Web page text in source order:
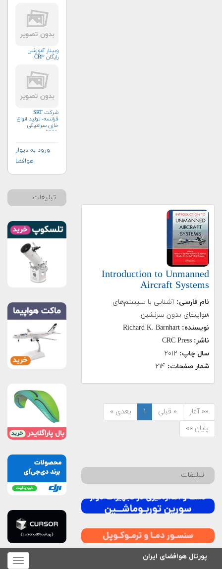
Introduction to Unmanned
Aircraft Systems
نام فارسی: آشنایی با سیستم‌های
هواپیمای بدون سرنشین
نویسنده: Richard K. Barnhart
ناشر:
سال چاپ:
شمار صفحات:
«« آغاز « قبلی ۱
بعدی »
پایان »»
تبلیغات
وبینار آموزشی
رایگان CR۳
شرکت SRT
فرانسه- تولید انواع
خازن سرامیکی
وتانتال
ورود به دیوار
هوافضا
تبلیغات
برای
پورتال هوافضای ایران